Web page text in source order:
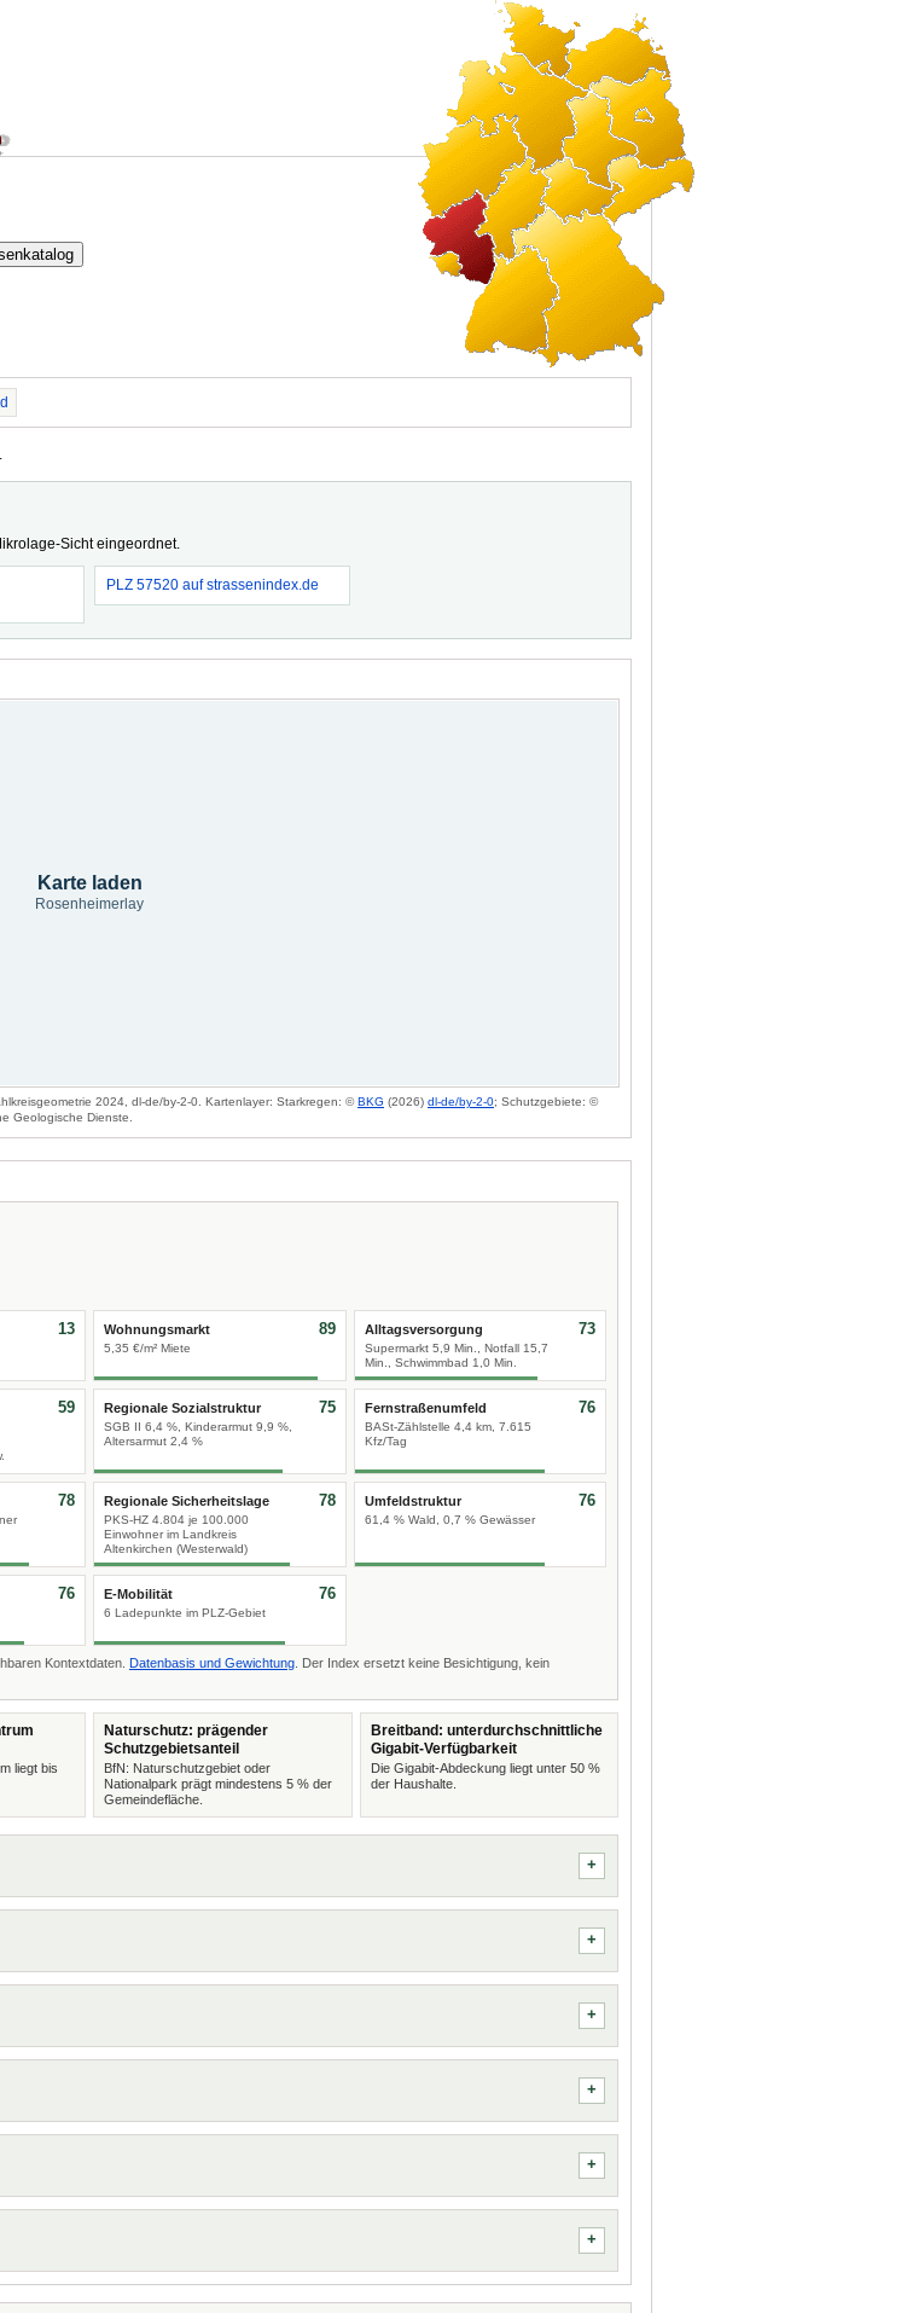
Sicht eingeordnet.
PLZ 57520 auf strassenindex.de
Karte laden
Rosenheimerlay
2024, dl-de/by-2-0. Kartenlayer: Starkregen: ©BKG (2026) dl-de/by-2-0; Schutzgebiete: ©
Geologische Dienste.
13 Wohnungsmarkt
5,35 €/m² Miete
89 Alltagsversorgung
Supermarkt 5,9 Min., Notfall 15,7
Min., Schwimmbad 1,0 Min.
73
59 Regionale Sozialstruktur
SGB II 6,4 %, Kinderarmut 9,9 %,
Altersarmut 2,4 %
75 Fernstraßenumfeld
BASt-Zählstelle 4,4 km, 7.615
Kfz/Tag
76
78 Regionale Sicherheitslage
PKS-HZ 4.804 je 100.000
Einwohner im Landkreis
Altenkirchen (Westerwald)
78 Umfeldstruktur
61,4 % Wald, 0,7 % Gewässer
76
76 E-Mobilität
6 Ladepunkte im PLZ-Gebiet
76
Kontextdaten. Datenbasis und Gewichtung . Der Index ersetzt keine Besichtigung, kein
liegt bis
Naturschutz: prägender
Schutzgebietsanteil
BfN: Naturschutzgebiet oder
Nationalpark prägt mindestens 5 % der
Gemeindefläche.
Breitband: unterdurchschnittliche
Gigabit-Verfügbarkeit
Die Gigabit-Abdeckung liegt unter 50 %
der Haushalte.